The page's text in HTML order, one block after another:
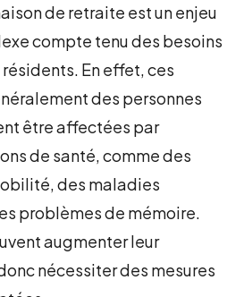
de retraite est un enjeu
compte tenu des besoins
En effet, ces
des personnes
être affectées par
de santé, comme des
des maladies
problèmes de mémoire.
augmenter leur
nécessiter des mesures